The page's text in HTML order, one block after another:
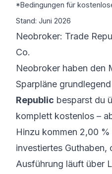
*Bedingungen für
Stand: Juni 2026
Neobroker: Trade
Co.
Neobroker haben den
Sparpläne
Republic besparst du
komplett kostenlos –
Hinzu kommen 2,00
investiertes Guthaben,
Ausführung läuft über